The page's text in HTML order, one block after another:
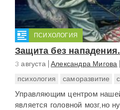
ПСИХОЛОГИЯ
Защита без нападения.
3 августа Александра Мигова
психология
саморазвитие
Управляющим центром
является головной мозг,но